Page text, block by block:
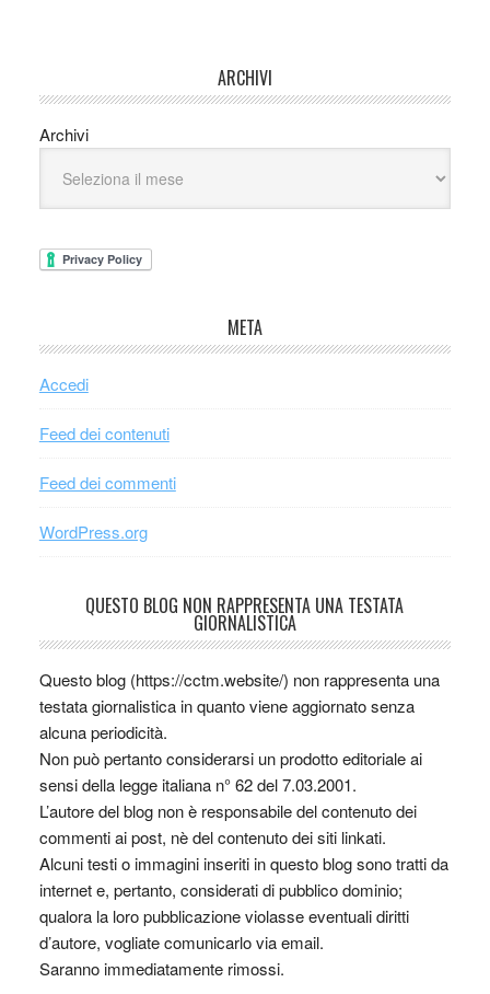
ARCHIVI
Archivi
META
Accedi
Feed dei contenuti
Feed dei commenti
WordPress.org
QUESTO BLOG NON RAPPRESENTA UNA TESTATA
GIORNALISTICA
Questo blog (https://cctm.website/) non rappresenta una
testata giornalistica in quanto viene aggiornato senza
alcuna periodicità.
Non può pertanto considerarsi un prodotto editoriale ai
sensi della legge italiana n° 62 del 7.03.2001.
L’autore del blog non è responsabile del contenuto dei
commenti ai post, nè del contenuto dei siti linkati.
Alcuni testi o immagini inseriti in questo blog sono tratti da
internet e, pertanto, considerati di pubblico dominio;
qualora la loro pubblicazione violasse eventuali diritti
d’autore, vogliate comunicarlo via email.
Saranno immediatamente rimossi.